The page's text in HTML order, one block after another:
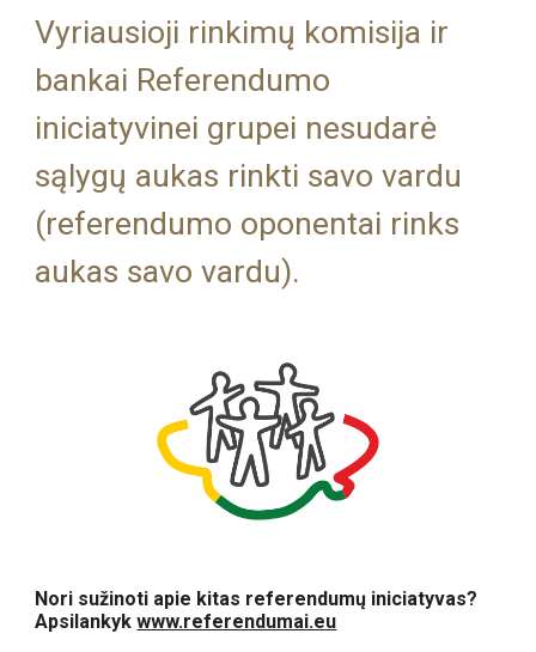
Vyriausioji rinkimų komisija ir
bankai Referendumo
iniciatyvinei grupei nesudarė
sąlygų aukas rinkti savo vardu
(referendumo oponentai rinks
aukas savo vardu).
Nori sužinoti apie kitas referendumų iniciatyvas?
Apsilankykwww.referendumai.eu